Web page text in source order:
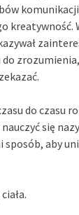
kreatywność.
do
do czasu
się
sposób, aby